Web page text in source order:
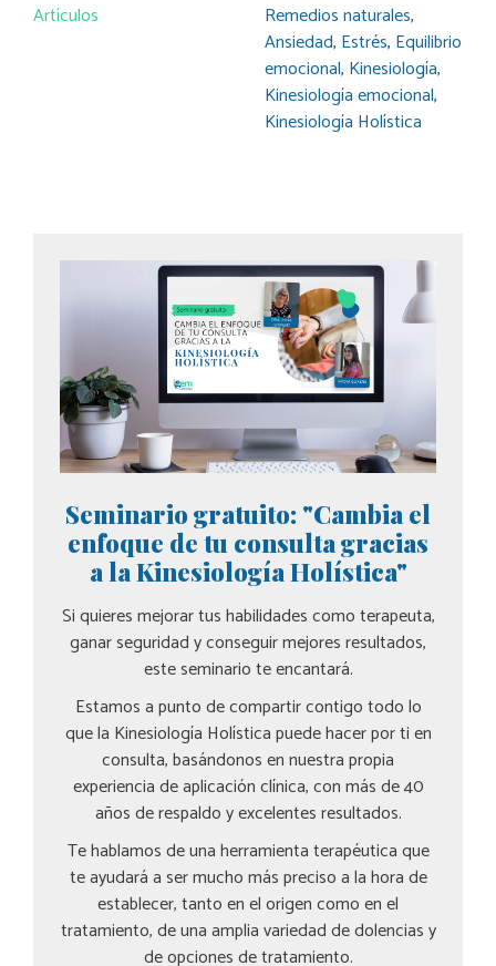
Artículos Remedios naturales,
Ansiedad, Estrés, Equilibrio
emocional, Kinesiología,
Kinesiología emocional,
Kinesiología Holística
Seminario gratuito: "Cambia el
enfoque de tu consulta gracias
a la Kinesiología Holística"
Si quieres mejorar tus habilidades como terapeuta,
ganar seguridad y conseguir mejores resultados,
este seminario te encantará.
Estamos a punto de compartir contigo todo lo
que la Kinesiología Holística puede hacer por ti en
consulta, basándonos en nuestra propia
experiencia de aplicación clínica, con más de 40
años de respaldo y excelentes resultados.
Te hablamos de una herramienta terapéutica que
te ayudará a ser mucho más preciso a la hora de
establecer, tanto en el origen como en el
tratamiento, de una amplia variedad de dolencias y
de opciones de tratamiento.